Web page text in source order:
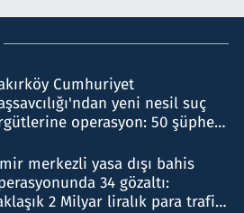
Cumhuriyet
yeni nesil suç
operasyon: 50 şüpheli
merkezli yasa dışı bahis
34 gözaltı:
2 Milyar liralık para trafiği